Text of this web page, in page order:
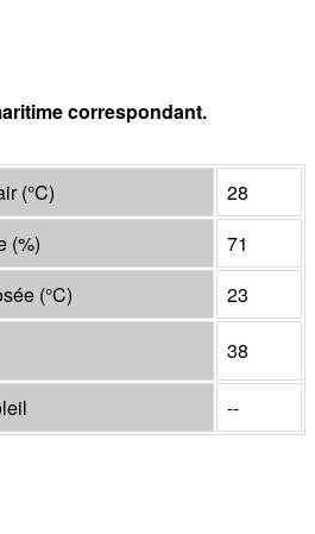
correspondant.
(°C)
28
(%)
71
(°C) 23
38
--